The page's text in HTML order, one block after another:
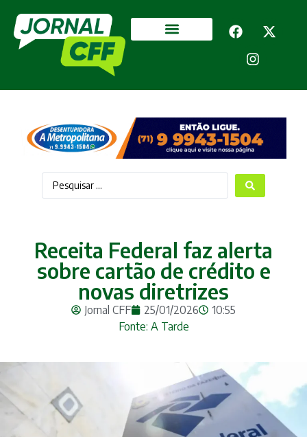
Receita Federal faz alerta
sobre cartão de crédito e
novas diretrizes
Jornal CFF 25/01/2026
10:55
Fonte: A Tarde